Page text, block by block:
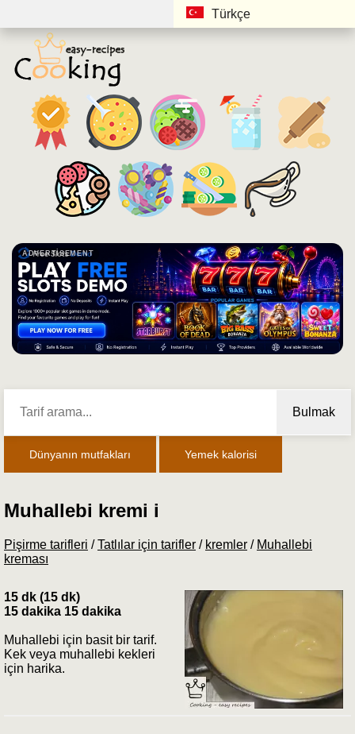
Türkçe
ADVERTISEMENT
Bulmak
Dünyanın mutfakları Yemek kalorisi
Muhallebi kremi i
Pişirme tarifleri /Tatlılar için tarifler / kremler / Muhallebi
kreması
15 dk (15 dk)
15 dakika 15 dakika
Muhallebi için basit bir tarif.
Kek veya muhallebi kekleri
için harika.